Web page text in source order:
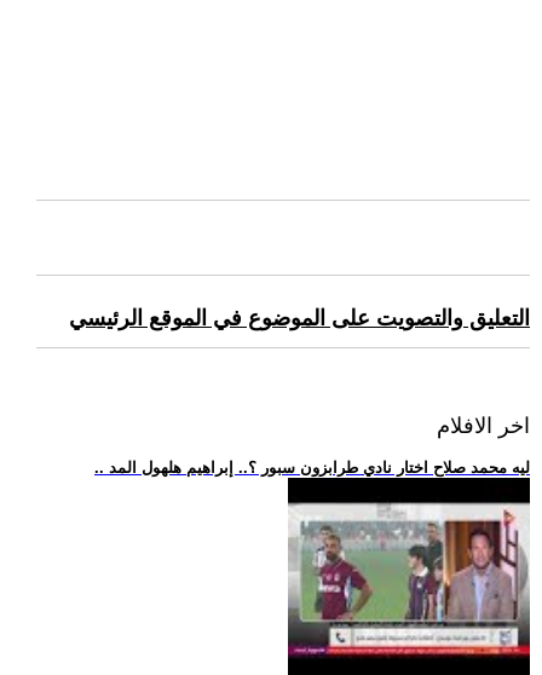
التعليق والتصويت على الموضوع في الموقع الرئيسي
اخر الافلام
.. ليه محمد صلاح اختار نادي طرابزون سبور ؟.. إبراهيم هلهول المد